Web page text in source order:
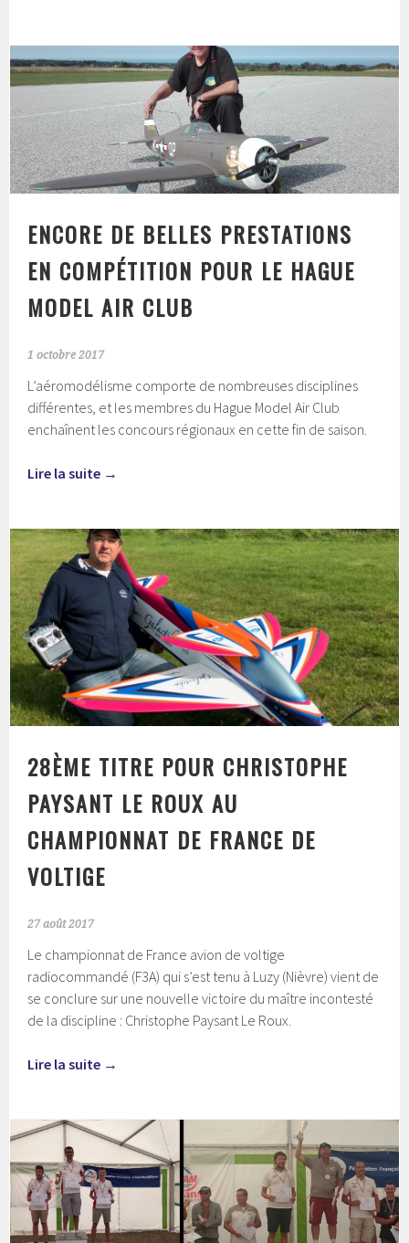
ENCORE DE BELLES PRESTATIONS
EN COMPÉTITION POUR LE HAGUE
MODEL AIR CLUB
1 octobre 2017
L’aéromodélisme comporte de nombreuses disciplines
différentes, et les membres du Hague Model Air Club
enchaînent les concours régionaux en cette fin de saison.
Lire la suite →
28ÈME TITRE POUR CHRISTOPHE
PAYSANT LE ROUX AU
CHAMPIONNAT DE FRANCE DE
VOLTIGE
27 août 2017
Le championnat de France avion de voltige
radiocommandé (F3A) qui s’est tenu à Luzy (Nièvre) vient de
se conclure sur une nouvelle victoire du maître incontesté
de la discipline : Christophe Paysant Le Roux.
Lire la suite →